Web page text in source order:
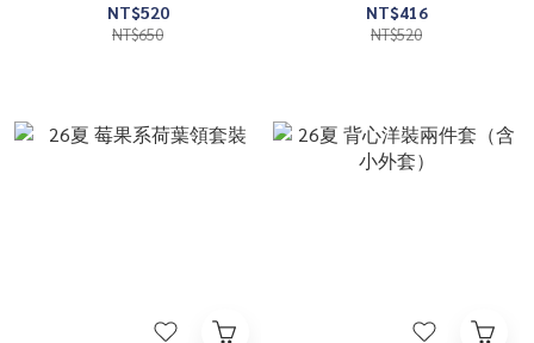
NT$520
NT$650
NT$416
NT$520